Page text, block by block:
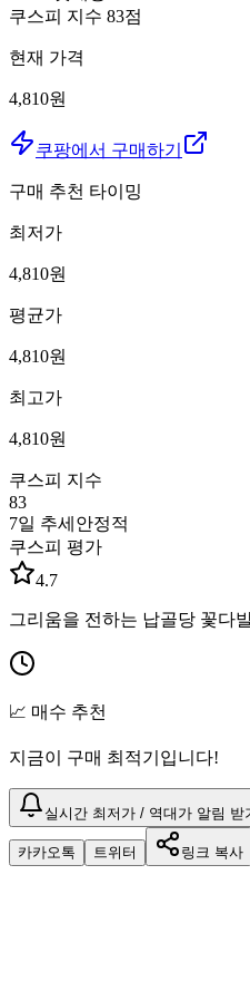
쿠스피 지수 83점
현재 가격
4,810원
쿠팡에서 구매하기
구매 추천 타이밍
최저가
4,810원
평균가
4,810원
최고가
4,810원
쿠스피 지수
83
7일 추세 안정적
쿠스피 평가
4.7
그리움을 전하는 납골당 꽃다
📈 매수 추천
지금이 구매 최적기입니다!
실시간 최저가 / 역대가 알림 받
카카오톡 트위터 링크 복사